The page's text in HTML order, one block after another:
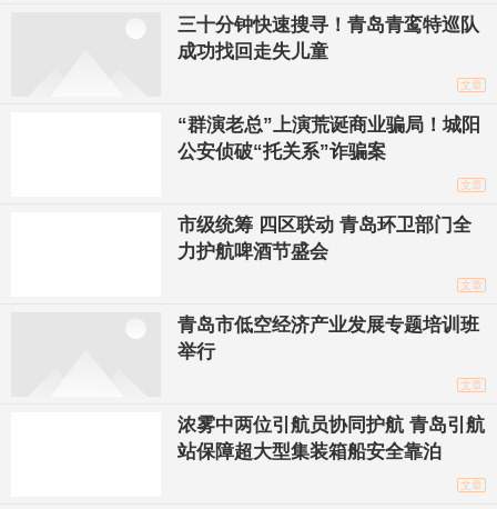
三十分钟快速搜寻！青岛青鸾特巡队
成功找回走失儿童
文章
“群演老总”上演荒诞商业骗局！城阳
公安侦破“托关系”诈骗案
文章
市级统筹 四区联动 青岛环卫部门全
力护航啤酒节盛会
文章
青岛市低空经济产业发展专题培训班
举行
文章
浓雾中两位引航员协同护航 青岛引航
站保障超大型集装箱船安全靠泊
文章